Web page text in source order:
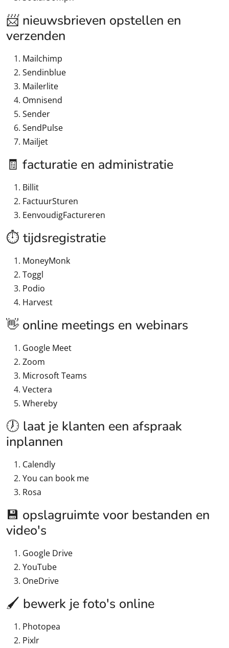
📨 nieuwsbrieven opstellen en
verzenden
Mailchimp
Sendinblue
Mailerlite
Omnisend
Sender
SendPulse
Mailjet
🧾 facturatie en administratie
Billit
FactuurSturen
EenvoudigFactureren
⏱️ tijdsregistratie
MoneyMonk
Toggl
Podio
Harvest
👋 online meetings en webinars
Google Meet
Zoom
Microsoft Teams
Vectera
Whereby
🕖 laat je klanten een afspraak
inplannen
Calendly
You can book me
Rosa
💾 opslagruimte voor bestanden en
video's
Google Drive
YouTube
OneDrive
🖌️ bewerk je foto's online
Photopea
Pixlr